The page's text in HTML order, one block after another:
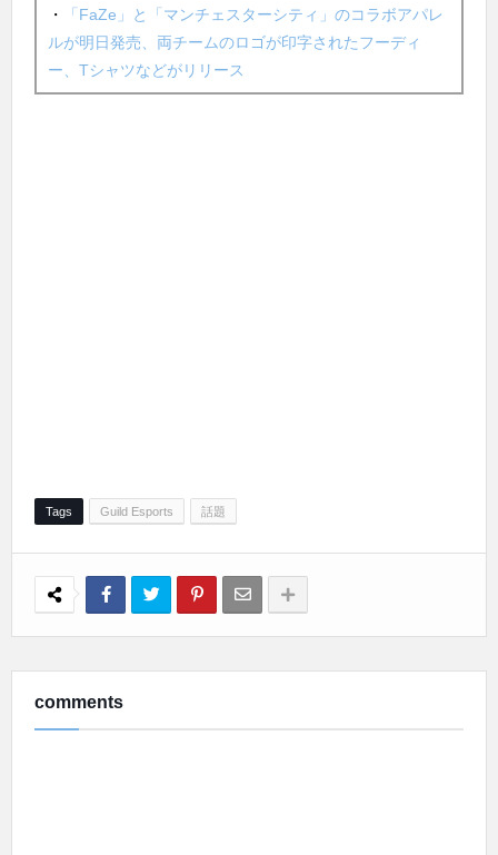
・
「FaZe」と「マンチェスターシティ」のコラボアパレ
ルが明日発売、両チームのロゴが印字されたフーディ
ー、Tシャツなどがリリース
Tags Guild Esports 話題
comments